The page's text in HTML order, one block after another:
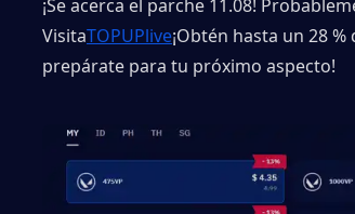
¡Se acerca el parche 11.08!
VisitaTOPUPlive¡Obtén hasta un 28
prepárate para tu próximo aspecto!